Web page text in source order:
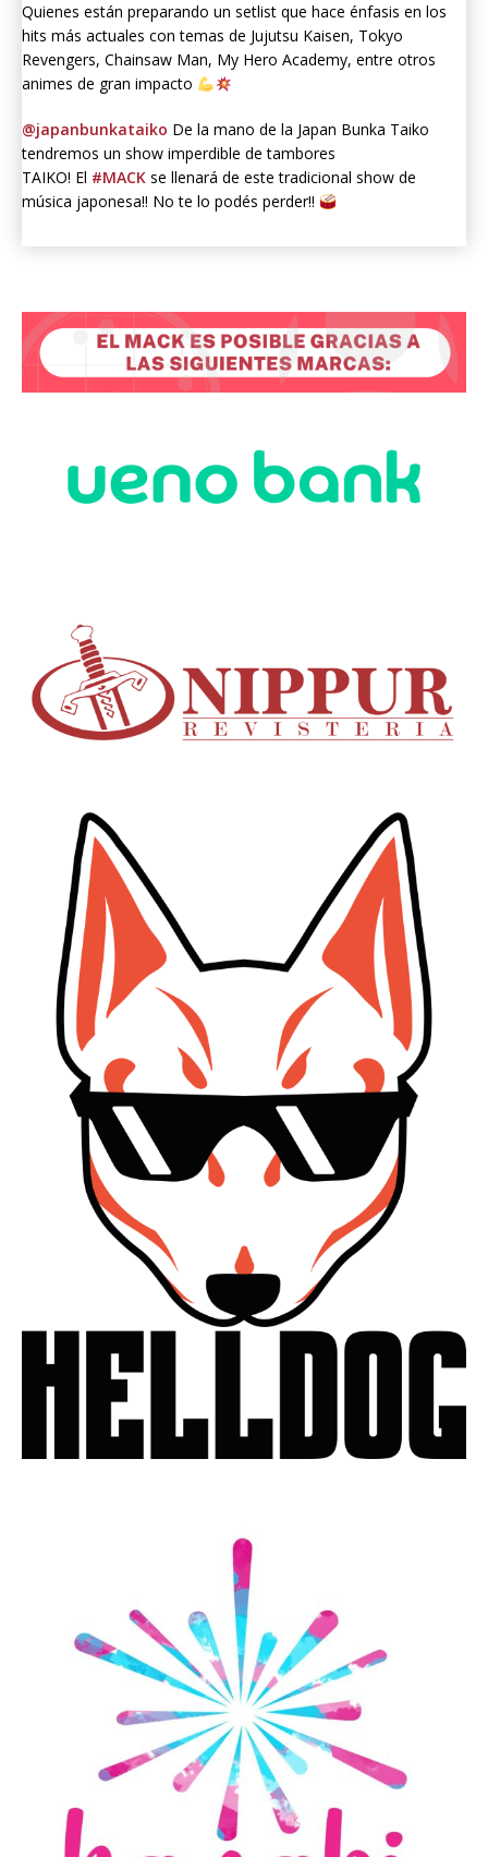
Quienes están preparando un setlist que hace énfasis en los
hits más actuales con temas de Jujutsu Kaisen, Tokyo
Revengers, Chainsaw Man, My Hero Academy, entre otros
animes de gran impacto
@japanbunkataiko De la mano de la Japan Bunka Taiko
tendremos un show imperdible de tambores
TAIKO! El #MACK se llenará de este tradicional show de
música japonesa!! No te lo podés perder!!